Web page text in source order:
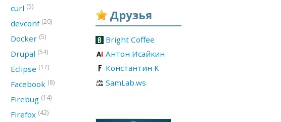
Друзья
Bright Coffee
Антон Исайкин
Константин К
SamLab.ws
curl (5)
devconf (20)
Docker (5)
Drupal (54)
Eclipse (17)
Facebook (8)
Firebug (14)
Firefox (42)